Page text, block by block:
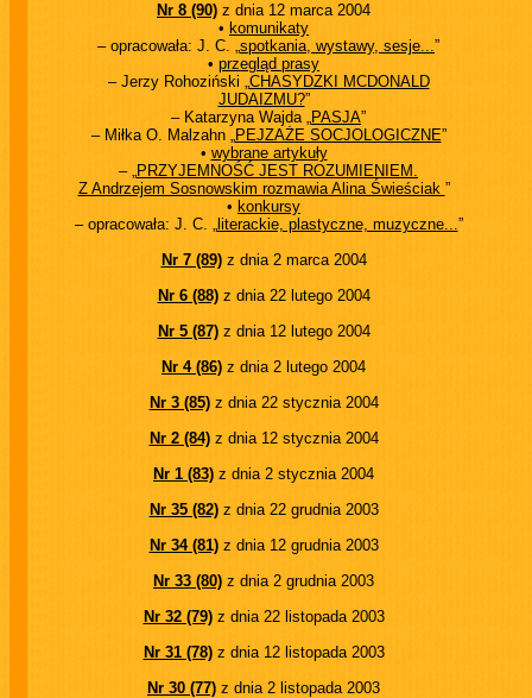
Nr 8 (90) z dnia 12 marca 2004
• komunikaty
– opracowała: J. C. „spotkania, wystawy, sesje...”
• przegląd prasy
– Jerzy Rohoziński „CHASYDZKI MCDONALD
JUDAIZMU?”
– Katarzyna Wajda „PASJA”
– Miłka O. Malzahn „PEJZAŻE SOCJOLOGICZNE”
• wybrane artykuły
– „PRZYJEMNOŚĆ JEST ROZUMIENIEM.
Z Andrzejem Sosnowskim rozmawia Alina Świeściak ”
• konkursy
– opracowała: J. C. „literackie, plastyczne, muzyczne...”
Nr 7 (89)z dnia 2 marca 2004
Nr 6 (88)z dnia 22 lutego 2004
Nr 5 (87)z dnia 12 lutego 2004
Nr 4 (86) z dnia 2 lutego 2004
Nr 3 (85)z dnia 22 stycznia 2004
Nr 2 (84)z dnia 12 stycznia 2004
Nr 1 (83) z dnia 2 stycznia 2004
Nr 35 (82)z dnia 22 grudnia 2003
Nr 34 (81)z dnia 12 grudnia 2003
Nr 33 (80) z dnia 2 grudnia 2003
Nr 32 (79)z dnia 22 listopada 2003
Nr 31 (78)z dnia 12 listopada 2003
Nr 30 (77) z dnia 2 listopada 2003